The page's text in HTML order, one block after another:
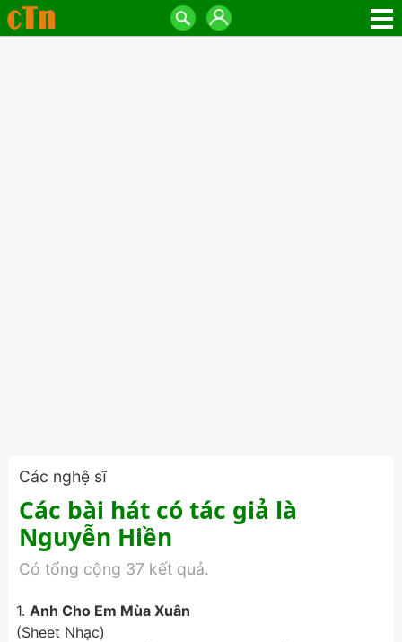
Các nghệ sĩ
Các bài hát có tác giả là
Nguyễn Hiền
Có tổng cộng 37 kết quả.
1. Anh Cho Em Mùa Xuân
(Sheet Nhạc)